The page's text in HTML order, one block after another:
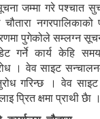
जम्मा गरे पश्चात
चौतारा
पुगेकोले सम्लग्न
गर्ने कार्य केहि
। वेव साइट
गरिन्छ । वेव
प्रित क्षमा प्राथी छैा ।